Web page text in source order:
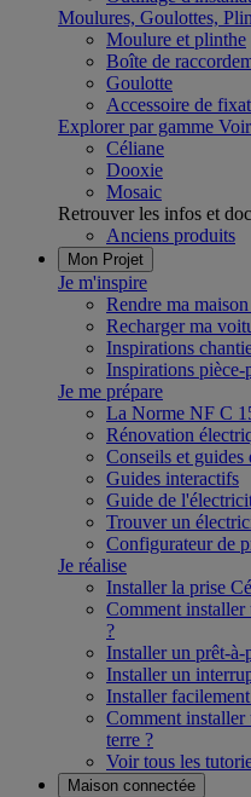
Moulures, Goulottes,
Moulure et plinthe
Boîte de
Goulotte
Accessoire de
Explorer par gamme
Céliane
Dooxie
Mosaic
Retrouver les infos et
Anciens produits
Mon Projet
Je m'inspire
Rendre ma
Recharger ma
Inspirations
Inspirations pièce-
Je me prépare
La Norme NF C
Rénovation
Conseils et guides
Guides interactifs
Guide de
Trouver un
Configurateur de
Je réalise
Installer la prise
Comment installer
?
Installer un prêt-à-
Installer un
Installer
Comment
terre ?
Voir tous les
Maison connectée